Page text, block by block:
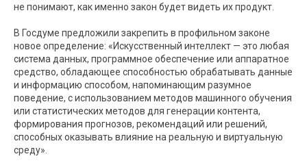
не понимают, как именно закон будет видеть их продукт.
В Госдуме предложили закрепить в профильном законе
новое определение: «Искусственный интеллект — это любая
система данных, программное обеспечение или аппаратное
средство, обладающее способностью обрабатывать данные
и информацию способом, напоминающим разумное
поведение, с использованием методов машинного обучения
или статистических методов для генерации контента,
формирования прогнозов, рекомендаций или решений,
способных оказывать влияние на реальную и виртуальную
среду».